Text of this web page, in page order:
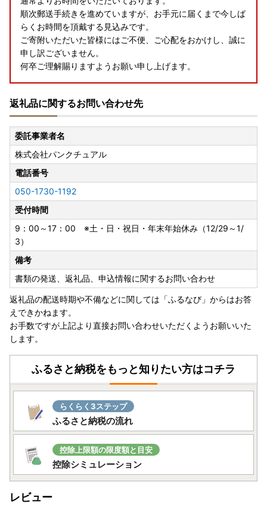
順次郵送手続きを進めていますが、お手元に届くまで今しば
らくお時間を頂戴する見込みです。
ご寄附いただいた皆様にはご不便、ご心配をおかけし、誠に
申し訳ございません。
何卒ご理解賜りますようお願い申し上げます。
返礼品に関するお問い合わせ先
委託事業者名
株式会社パンクチュアル
電話番号
050-1730-1192
受付時間
9：00～17：00 ※土・日・祝日・年末年始休み（12/29～1/
3）
備考
書類の発送、返礼品、申込情報に関するお問い合わせ
返礼品の配送時期や不備などに関しては「ふるなび」からはお答
えできかねます。
お手数ですが上記より直接お問い合わせいただくようお願いいた
します。
ふるさと納税をもっと知りたい方はコチラ
らくらく3ステップ
ふるさと納税の流れ
控除上限額の限度額と目安
控除シミュレーション
レビュー